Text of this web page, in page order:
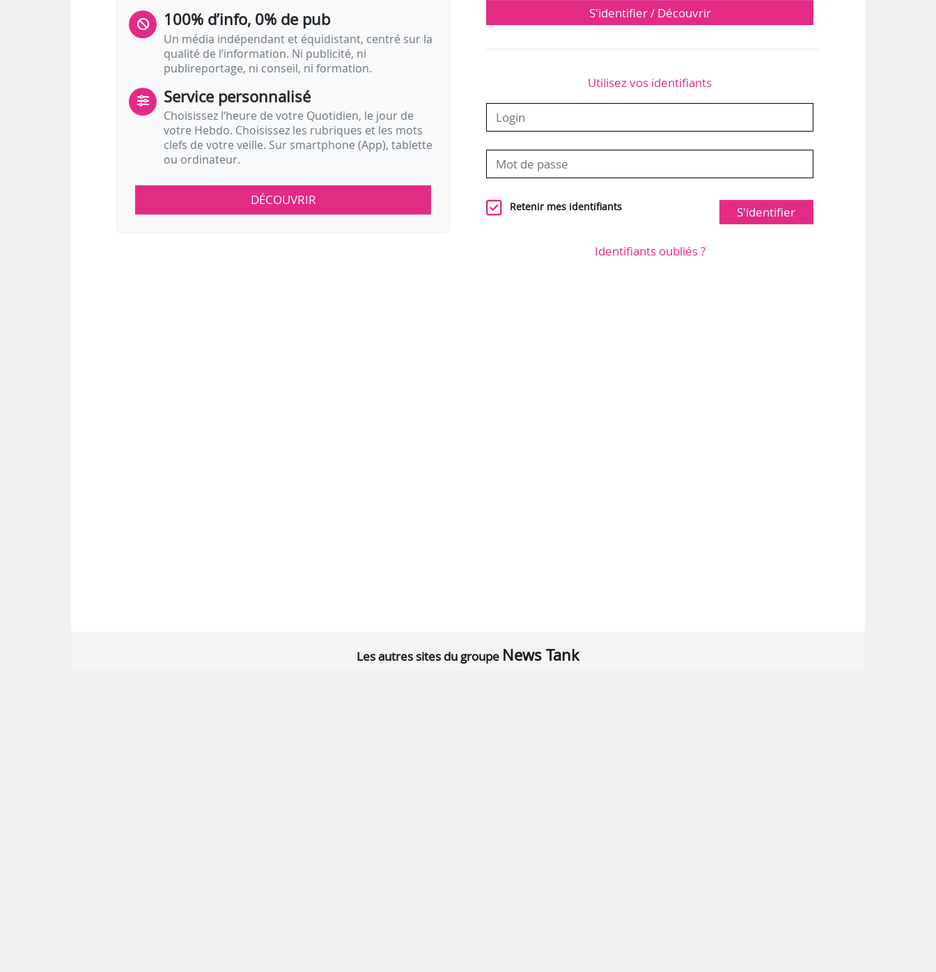
100% d’info, 0% de pub
Un média indépendant et équidistant, centré sur la
qualité de l’information. Ni publicité, ni
publireportage, ni conseil, ni formation.
Service personnalisé
Choisissez l‘heure de votre Quotidien, le jour de
votre Hebdo. Choisissez les rubriques et les mots
clefs de votre veille. Sur smartphone (App), tablette
ou ordinateur.
DÉCOUVRIR
S'identifier / Découvrir
Utilisez vos identifiants
Retenir mes identifiants S'identifier
Identifiants oubliés ?
Les autres sites du groupe News Tank